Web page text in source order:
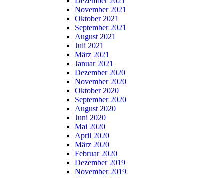
November 2021
Oktober 2021
September 2021
August 2021
Juli 2021
März 2021
Januar 2021
Dezember 2020
November 2020
Oktober 2020
September 2020
August 2020
Juni 2020
Mai 2020
April 2020
März 2020
Februar 2020
Dezember 2019
November 2019